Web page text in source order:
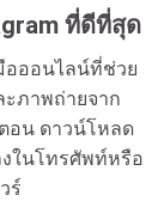
ที่ดีที่สุด
อออนไลน์ที่ช่วย
ภาพถ่ายจาก
อน ดาวน์โหลด
ในโทรศัพท์หรือ
ร์